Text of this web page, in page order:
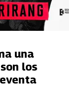
una
los